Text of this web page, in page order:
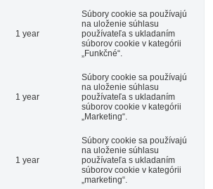
1 year
Súbory cookie sa používajú
na uloženie súhlasu
používateľa s ukladaním
súborov cookie v kategórii
„Funkčné“.
1 year
Súbory cookie sa používajú
na uloženie súhlasu
používateľa s ukladaním
súborov cookie v kategórii
„Marketing“.
1 year
Súbory cookie sa používajú
na uloženie súhlasu
používateľa s ukladaním
súborov cookie v kategórii
„marketing“.